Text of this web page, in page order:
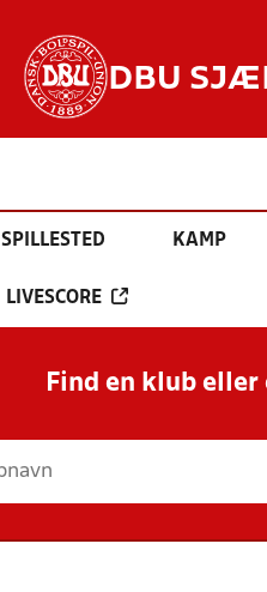
DBU
SPILLESTED KAMP
LIVESCORE
Find en klub eller